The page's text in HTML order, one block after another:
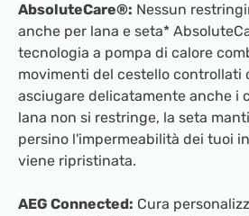
AbsoluteCare®: Nessun
anche per lana e seta*
tecnologia a pompa di calore
movimenti del cestello controllati
asciugare delicatamente anche i
lana non si restringe, la seta
persino l'impermeabilità dei tuoi
viene ripristinata.
AEG Connected: Cura